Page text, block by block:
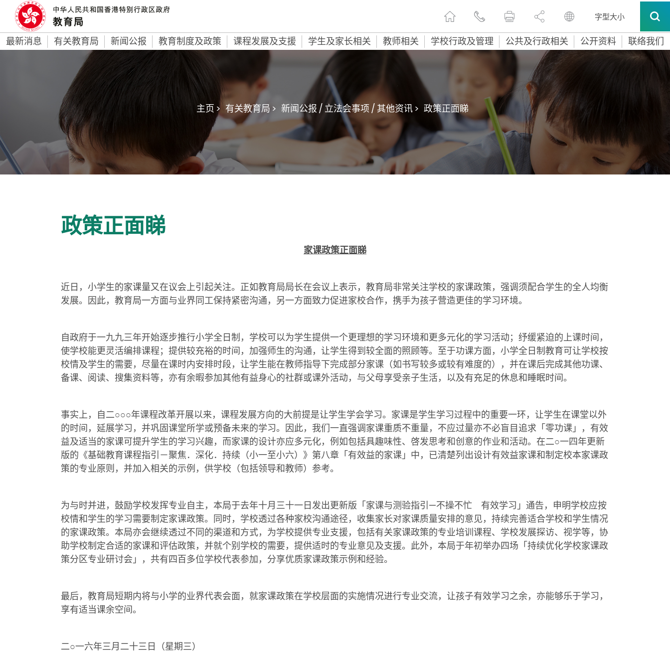
字型大小
最新消息 有关教育局 新闻公报 教育制度及政策 课程发展及支援 学生及家长相关 教师相关 学校行政及管理 公共及行政相关 公开资料 联络我们
主页 > 有关教育局 > 新闻公报 / 立法会事项 / 其他资讯 > 政策正面睇
政策正面睇
家课政策正面睇
近日，小学生的家课量又在议会上引起关注。正如教育局局长在会议上表示，教育局非常关注学校的家课政策，强调须配合学生的全人均衡
发展。因此，教育局一方面与业界同工保持紧密沟通，另一方面致力促进家校合作，携手为孩子营造更佳的学习环境。
自政府于一九九三年开始逐步推行小学全日制，学校可以为学生提供一个更理想的学习环境和更多元化的学习活动；纾缓紧迫的上课时间，
使学校能更灵活编排课程；提供较充裕的时间，加强师生的沟通，让学生得到较全面的照顾等。至于功课方面，小学全日制教育可让学校按
校情及学生的需要，尽量在课时内安排时段，让学生能在教师指导下完成部分家课（如书写较多或较有难度的），并在课后完成其他功课、
备课、阅读、搜集资料等，亦有余暇参加其他有益身心的社群或课外活动，与父母享受亲子生活，以及有充足的休息和睡眠时间。
事实上，自二○○○年课程改革开展以来，课程发展方向的大前提是让学生学会学习。家课是学生学习过程中的重要一环，让学生在课堂以外
的时间，延展学习，并巩固课堂所学或预备未来的学习。因此，我们一直强调家课重质不重量，不应过量亦不必盲目追求「零功课」，有效
益及适当的家课可提升学生的学习兴趣，而家课的设计亦应多元化，例如包括具趣味性、啓发思考和创意的作业和活动。在二○一四年更新
版的《基础教育课程指引－聚焦．深化．持续（小一至小六）》第八章「有效益的家课」中，已清楚列出设计有效益家课和制定校本家课政
策的专业原则，并加入相关的示例，供学校（包括领导和教师）参考。
为与时并进，鼓励学校发挥专业自主，本局于去年十月三十一日发出更新版「家课与测验指引—不操不忙 有效学习」通告，申明学校应按
校情和学生的学习需要制定家课政策。同时，学校透过各种家校沟通途径，收集家长对家课质量安排的意见，持续完善适合学校和学生情况
的家课政策。本局亦会继续透过不同的渠道和方式，为学校提供专业支援，包括有关家课政策的专业培训课程、学校发展探访、视学等，协
助学校制定合适的家课和评估政策，并就个别学校的需要，提供适时的专业意见及支援。此外，本局于年初举办四场「持续优化学校家课政
策分区专业研讨会」，共有四百多位学校代表参加，分享优质家课政策示例和经验。
最后，教育局短期内将与小学的业界代表会面，就家课政策在学校层面的实施情况进行专业交流，让孩子有效学习之余，亦能够乐于学习，
享有适当课余空间。
二○一六年三月二十三日（星期三）